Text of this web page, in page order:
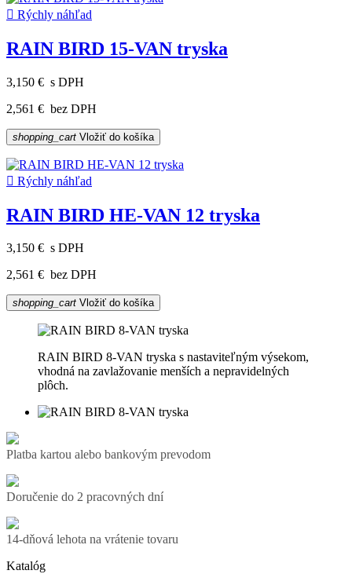
 Rýchly náhľad
RAIN BIRD 15-VAN tryska
3,150 € s DPH
2,561 € bez DPH
shopping_cart Vložiť do košíka
 Rýchly náhľad
RAIN BIRD HE-VAN 12 tryska
3,150 € s DPH
2,561 € bez DPH
shopping_cart Vložiť do košíka
RAIN BIRD 8-VAN tryska s nastaviteľným výsekom,
vhodná na zavlažovanie menších a nepravidelných
plôch.
Platba kartou alebo bankovým prevodom
Doručenie do 2 pracovných dní
14-dňová lehota na vrátenie tovaru
Katalóg